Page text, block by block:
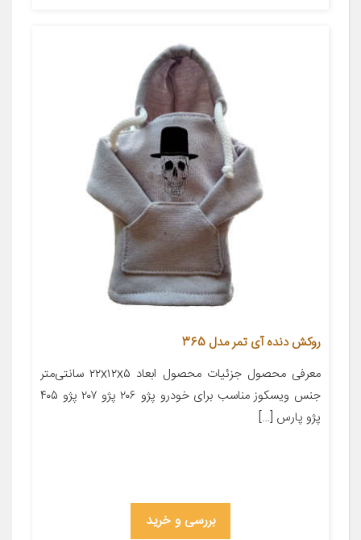
روکش دنده آی تمر مدل 365
معرفی محصول جزئیات محصول ابعاد ۲۲x۱۲x۵ سانتی‌متر
جنس ویسکوز مناسب برای خودرو پژو ۲۰۶ پژو ۲۰۷ پژو ۴۰۵
پژو پارس […]
بررسی و خرید